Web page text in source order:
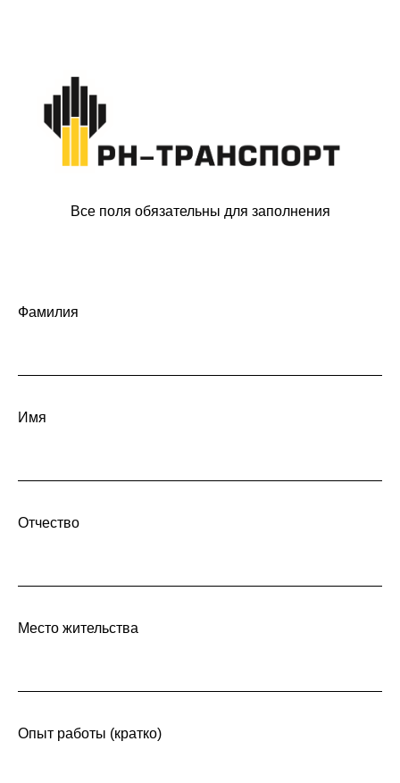
Все поля обязательны для заполнения
Фамилия
Имя
Отчество
Место жительства
Опыт работы (кратко)